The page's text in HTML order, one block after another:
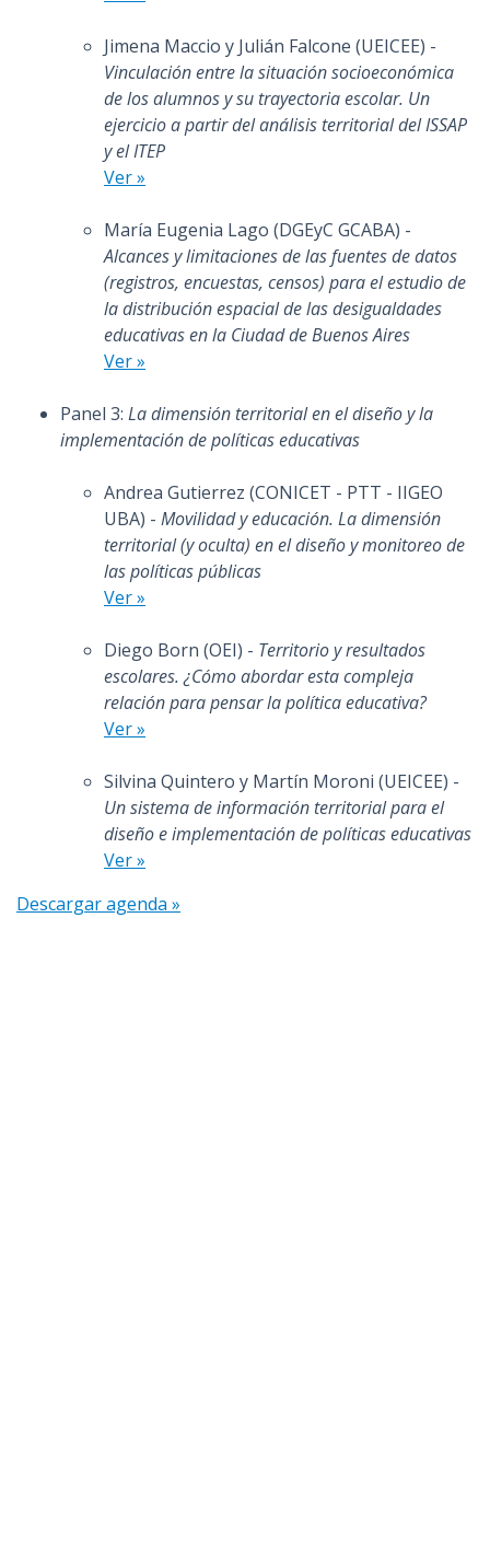
Jimena Maccio y Julián Falcone (UEICEE) -
Vinculación entre la situación socioeconómica
de los alumnos y su trayectoria escolar. Un
ejercicio a partir del análisis territorial del ISSAP
y el ITEP
Ver »
María Eugenia Lago (DGEyC GCABA) -
Alcances y limitaciones de las fuentes de datos
(registros, encuestas, censos) para el estudio de
la distribución espacial de las desigualdades
educativas en la Ciudad de Buenos Aires
Ver »
Panel 3: La dimensión territorial en el diseño y la
implementación de políticas educativas
Andrea Gutierrez (CONICET - PTT - IIGEO
UBA) - Movilidad y educación. La dimensión
territorial (y oculta) en el diseño y monitoreo de
las políticas públicas
Ver »
Diego Born (OEI) - Territorio y resultados
escolares. ¿Cómo abordar esta compleja
relación para pensar la política educativa?
Ver »
Silvina Quintero y Martín Moroni (UEICEE) -
Un sistema de información territorial para el
diseño e implementación de políticas educativas
Ver »
Descargar agenda »